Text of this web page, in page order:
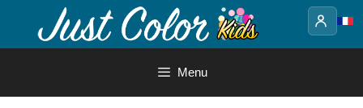
contenu
Menu